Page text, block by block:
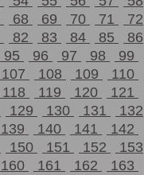
68 69 70 71
72
82 83 84 85
86
95 96 97 98
99
107 108 109
110
118 119 120
121
129 130 131
132
139 140 141
142
150 151 152
153
160 161 162
163